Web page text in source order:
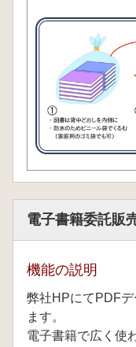
電子書籍委託販
機能の説明
弊社HPにてPDF
ます。
電子書籍で広く使